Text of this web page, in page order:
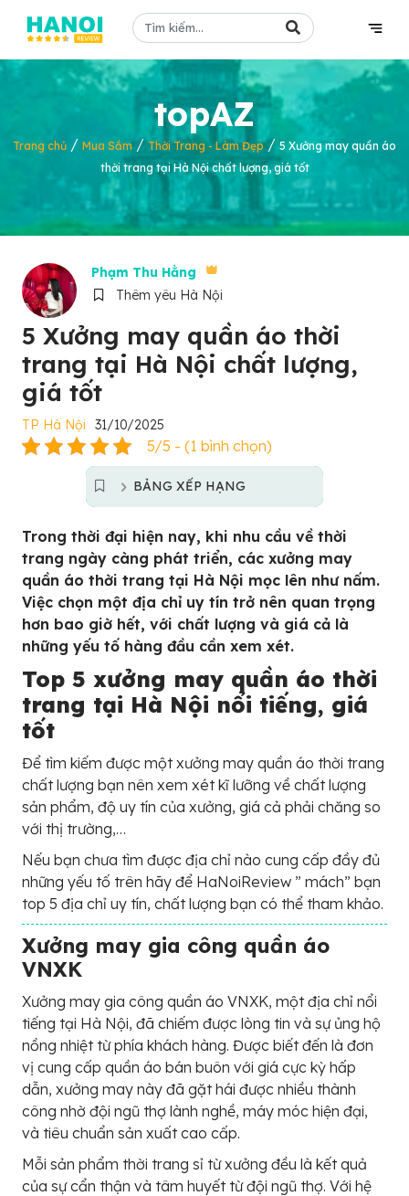
topAZ
Trang chủ / Mua Sắm/Thời Trang - Làm Đẹp/ 5 Xưởng may quần áo
thời trang tại Hà Nội chất lượng, giá tốt
Phạm Thu Hằng
Thêm yêu Hà Nội
5 Xưởng may quần áo thời
trang tại Hà Nội chất lượng,
giá tốt
TP Hà Nội 31/10/2025
5/5 - (1 bình chọn)
BẢNG XẾP HẠNG
Trong thời đại hiện nay, khi nhu cầu về thời
trang ngày càng phát triển, các xưởng may
quần áo thời trang tại Hà Nội mọc lên như nấm.
Việc chọn một địa chỉ uy tín trở nên quan trọng
hơn bao giờ hết, với chất lượng và giá cả là
những yếu tố hàng đầu cần xem xét.
Top 5 xưởng may quần áo thời
trang tại Hà Nội nổi tiếng, giá
tốt
Để tìm kiếm được một xưởng may quần áo thời trang
chất lượng bạn nên xem xét kĩ lưỡng về chất lượng
sản phẩm, độ uy tín của xưởng, giá cả phải chăng so
với thị trường,…
Nếu bạn chưa tìm được địa chỉ nào cung cấp đầy đủ
những yếu tố trên hãy để HaNoiReview ” mách” bạn
top 5 địa chỉ uy tín, chất lượng bạn có thể tham khảo.
Xưởng may gia công quần áo
VNXK
Xưởng may gia công quần áo VNXK, một địa chỉ nổi
tiếng tại Hà Nội, đã chiếm được lòng tin và sự ủng hộ
nồng nhiệt từ phía khách hàng. Được biết đến là đơn
vị cung cấp quần áo bán buôn với giá cực kỳ hấp
dẫn, xưởng may này đã gặt hái được nhiều thành
công nhờ đội ngũ thợ lành nghề, máy móc hiện đại,
và tiêu chuẩn sản xuất cao cấp.
Mỗi sản phẩm thời trang sỉ từ xưởng đều là kết quả
của sự cẩn thận và tâm huyết từ đội ngũ thợ. Với hệ